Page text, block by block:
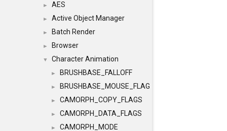
► AES
► Active Object Manager
► Batch Render
► Browser
▼ Character Animation
► BRUSHBASE_FALLOFF
► BRUSHBASE_MOUSE_FLAG
► CAMORPH_COPY_FLAGS
► CAMORPH_DATA_FLAGS
► CAMORPH_MODE